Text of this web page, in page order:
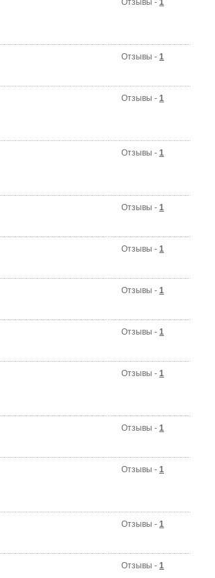
Отзывы - 1
Отзывы - 1
Отзывы - 1
Отзывы - 1
Отзывы - 1
Отзывы - 1
Отзывы - 1
Отзывы - 1
Отзывы - 1
Отзывы - 1
Отзывы - 1
Отзывы - 1
Отзывы - 1